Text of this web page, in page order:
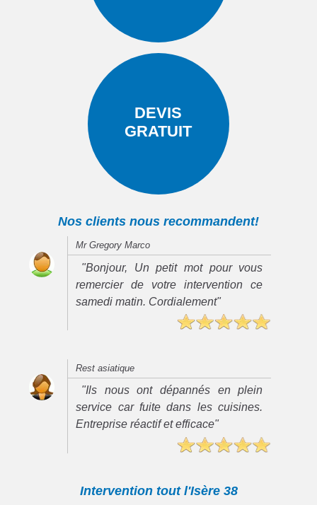
DEVIS
GRATUIT
Nos clients nous recommandent!
Mr Gregory Marco
"Bonjour, Un petit mot pour vous
remercier de votre intervention ce
samedi matin. Cordialement"
Rest asiatique
"Ils nous ont dépannés en plein
service car fuite dans les cuisines.
Entreprise réactif et efficace"
Intervention tout l'Isère 38